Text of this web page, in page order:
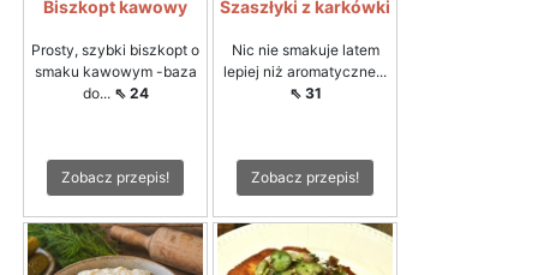
Biszkopt kawowy
Prosty, szybki biszkopt o
smaku kawowym -baza
do... ⇖ 24
Zobacz przepis!
Szaszłyki z karkówki
Nic nie smakuje latem
lepiej niż aromatyczne...
⇖ 31
Zobacz przepis!